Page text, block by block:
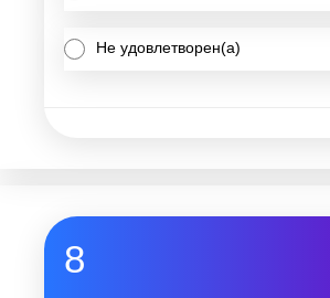
Не удовлетворен(а)
8